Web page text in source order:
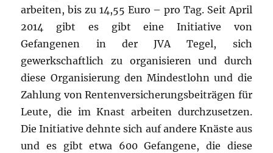
arbeiten, bis zu 14,55 Euro – pro Tag. Seit April
2014 gibt es gibt eine Initiative von
Gefangenen in der JVA Tegel, sich
gewerkschaftlich zu organisieren und durch
diese Organisierung den Mindestlohn und die
Zahlung von Rentenversicherungsbeiträgen für
Leute, die im Knast arbeiten durchzusetzen.
Die Initiative dehnte sich auf andere Knäste aus
und es gibt etwa 600 Gefangene, die diese